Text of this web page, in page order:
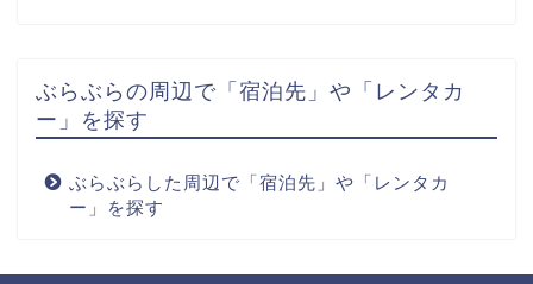
ぶらぶらの周辺で「宿泊先」や「レンタカ
ー」を探す
ぶらぶらした周辺で「宿泊先」や「レンタカ
ー」を探す